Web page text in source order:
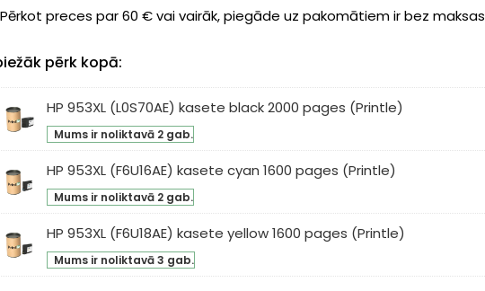
Pērkot preces par 60 € vai vairāk, piegāde uz pakomātiem ir bez maksas
pērk kopā:
HP 953XL (L0S70AE) kasete black 2000 pages (Printle)
Mums ir noliktavā 2 gab.
HP 953XL (F6U16AE) kasete cyan 1600 pages (Printle)
Mums ir noliktavā 2 gab.
HP 953XL (F6U18AE) kasete yellow 1600 pages (Printle)
Mums ir noliktavā 3 gab.